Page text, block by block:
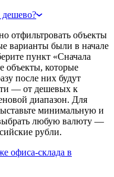
дешево?
отфильтровать объекты
варианты были в начале
пункт «Сначала
объекты, которые
после них будут
— от дешевых к
диапазон. Для
минимальную и
любую валюту —
рубли.
офиса-склада в